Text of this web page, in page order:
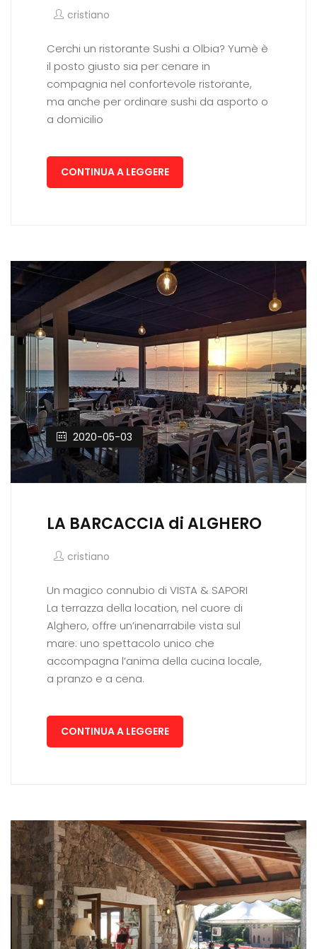
cristiano
Cerchi un ristorante Sushi a Olbia? Yumè è
il posto giusto sia per cenare in
compagnia nel confortevole ristorante,
ma anche per ordinare sushi da asporto o
a domicilio
CONTINUA A LEGGERE
2020-05-03
LA BARCACCIA di ALGHERO
cristiano
Un magico connubio di VISTA & SAPORI
La terrazza della location, nel cuore di
Alghero, offre un’inenarrabile vista sul
mare: uno spettacolo unico che
accompagna l’anima della cucina locale,
a pranzo e a cena.
CONTINUA A LEGGERE